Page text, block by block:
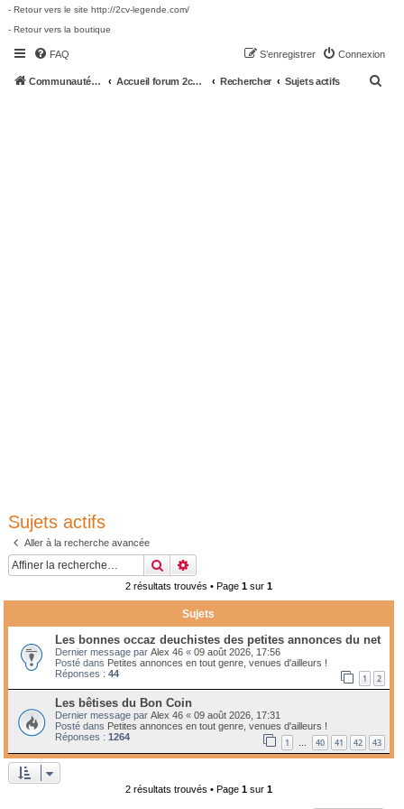
- Retour vers le site http://2cv-legende.com/
- Retour vers la boutique
FAQ Connexion
S’enregistrer
Communauté 2cv-legende.com Accueil forum 2cv-legende.com Rechercher Sujets actifs
Sujets actifs
Aller à la recherche avancée
Rechercher
2 résultats trouvés • Page 1sur 1
Sujets
Les bonnes occaz deuchistes des petites annonces du net
Dernier message par Alex 46 « 09 août 2026, 17:56
Posté dans Petites annonces en tout genre, venues d'ailleurs !
Réponses : 44 1 2
Les bêtises du Bon Coin
Dernier message par Alex 46 « 09 août 2026, 17:31
Posté dans Petites annonces en tout genre, venues d'ailleurs !
Réponses : 1264 1 … 40 41 42 43
2 résultats trouvés • Page 1sur 1